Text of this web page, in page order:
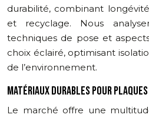
durabilité, combinant
et recyclage. Nous
techniques de pose et
choix éclairé, optimisant
de l’environnement.
MATÉRIAUX DURABLES POUR
Le marché offre une